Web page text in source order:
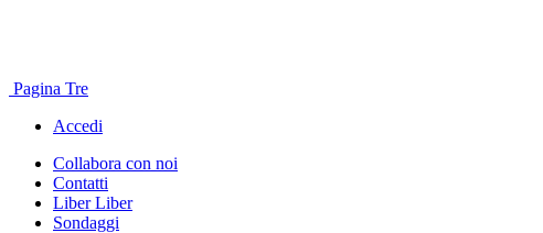
Pagina Tre
Accedi
Collabora con noi
Contatti
Liber Liber
Sondaggi